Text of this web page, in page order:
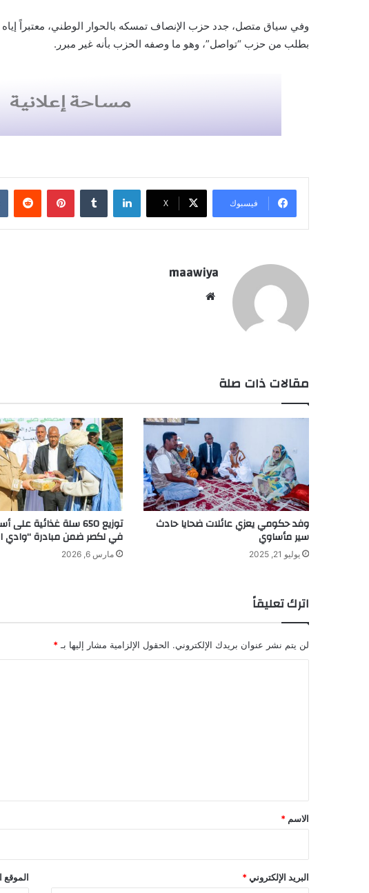
وفي سياق متصل، جدد حزب الإنصاف تمسكه بالحوار الوطني، معتبراً إياه
بطلب من حزب “تواصل”، وهو ما وصفه الحزب بأنه غير مبرر.
فيسبوك X
لينكدإن بينتيريست
maawiya
مقالات ذات صلة
وفد حكومي يعزي عائلات ضحايا حادث
سير مأساوي
يوليو 21, 2025
توزيع 650 سلة غذائية
في لكصر ضمن مبادرة “وادي
مارس 6, 2026
اترك تعليقاً
لن يتم نشر عنوان بريدك الإلكتروني. الحقول الإلزامية مشار إليها بـ *
*
الاسم *
البريد الإلكتروني * الموقع